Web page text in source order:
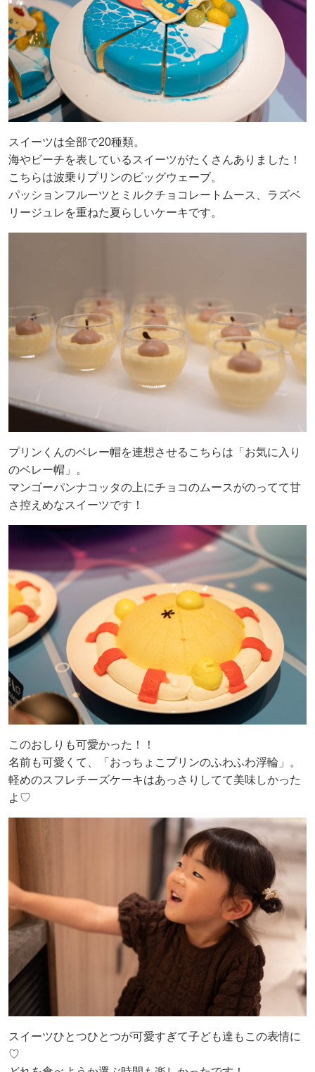
スイーツは全部で20種類。
海やビーチを表しているスイーツがたくさんありました！
こちらは波乗りプリンのビッグウェーブ。
パッションフルーツとミルクチョコレートムース、ラズベ
リージュレを重ねた夏らしいケーキです。
プリンくんのベレー帽を連想させるこちらは「お気に入り
のベレー帽」。
マンゴーパンナコッタの上にチョコのムースがのってて甘
さ控えめなスイーツです！
このおしりも可愛かった！！
名前も可愛くて、「おっちょこプリンのふわふわ浮輪」。
軽めのスフレチーズケーキはあっさりしてて美味しかった
よ♡
スイーツひとつひとつが可愛すぎて子ども達もこの表情に
♡